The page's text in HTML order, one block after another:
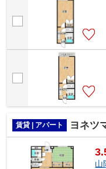
賃貸 | アパート ヨネツ
山